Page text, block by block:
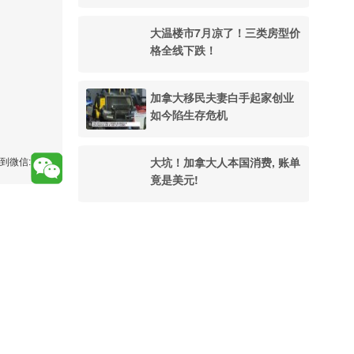
大温楼市7月凉了！三类房型价
格全线下跌！
加拿大移民夫妻白手起家创业
如今陷生存危机
大坑！加拿大人本国消费, 账单
竟是美元!
微信: